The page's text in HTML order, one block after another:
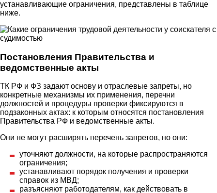
устанавливающие ограничения, представлены в таблице
ниже.
Постановления Правительства и
ведомственные акты
ТК РФ и ФЗ задают основу и отраслевые запреты, но
конкретные механизмы их применения, перечни
должностей и процедуры проверки фиксируются в
подзаконных актах: к которым относятся постановления
Правительства РФ и ведомственные акты.
Они не могут расширять перечень запретов, но они:
уточняют должности, на которые распространяются
ограничения;
устанавливают порядок получения и проверки
справок из МВД;
разъясняют работодателям, как действовать в